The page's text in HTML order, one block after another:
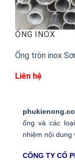
ỐNG INOX
Ống tròn inox
Liên hệ
ống và các
nhiệm nội dung
CÔNG TY CỔ